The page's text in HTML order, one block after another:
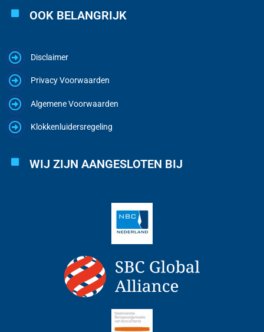
OOK BELANGRIJK
Disclaimer
Privacy Voorwaarden
Algemene Voorwaarden
Klokkenluidersregeling
WIJ ZIJN AANGESLOTEN BIJ